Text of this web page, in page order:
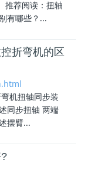
荐阅读： 扭轴
有哪些？...
折弯机的区
机扭轴同步装
同步扭轴 两端
摆臂...